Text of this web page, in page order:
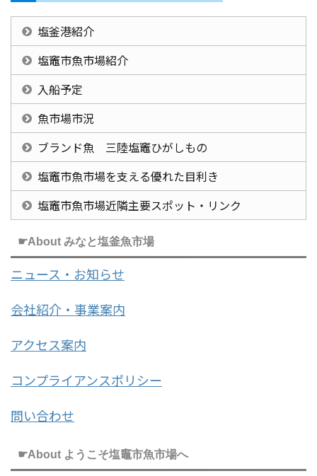
塩釜港紹介
塩竈市魚市場紹介
入船予定
魚市場市況
ブランド魚 三陸塩竈ひがしもの
塩竈市魚市場を支える優れた目利き
塩竈市魚市場近隣主要スポット・リンク
☛About みなと塩釜魚市場
ニュース・お知らせ
会社紹介・事業案内
アクセス案内
コンプライアンスポリシー
問い合わせ
☛About ようこそ塩竈市魚市場へ